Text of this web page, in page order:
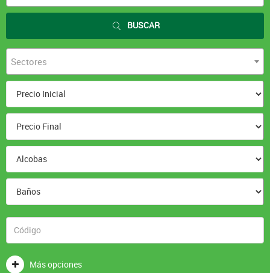
BUSCAR
Sectores
Más opciones